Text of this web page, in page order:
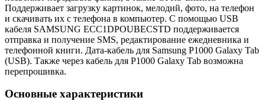
Поддерживает загрузку картинок, мелодий, фото, на телефон
и скачивать их с телефона в компьютер. С помощью USB
кабеля SAMSUNG ECC1DPOUBECSTD поддерживается
отправка и получение SMS, редактирование ежедневника и
телефонной книги. Дата-кабель для Samsung P1000 Galaxy Tab
(USB). Также через кабель для P1000 Galaxy Tab возможна
перепрошивка.
Основные характеристики